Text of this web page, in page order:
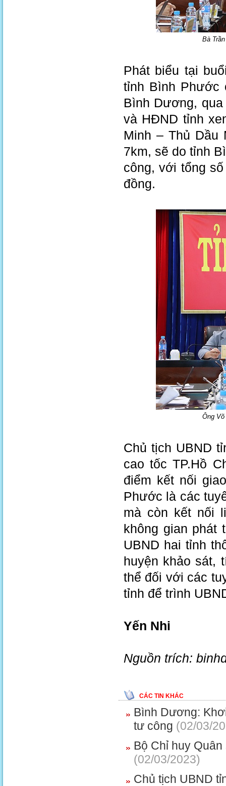
Bà
Phát biểu tại
tỉnh Bình Phước
Bình Dương,
và HĐND tỉnh
Minh – Thủ Dầu
7km, sẽ do tỉnh
công, với tổng
đồng.
Ông
Chủ tịch UBND
cao tốc TP.Hồ
điểm kết nối
Phước là các
mà còn kết nối
không gian phát
UBND hai tỉnh
huyện khảo sát,
thể đối với các
tỉnh để trình
Yến Nhi
Nguồn trích:
CÁC TIN KHÁC
Bình Dương:
tư công (02/03/
Bộ Chỉ huy
(02/03/2023)
Chủ tịch UBND